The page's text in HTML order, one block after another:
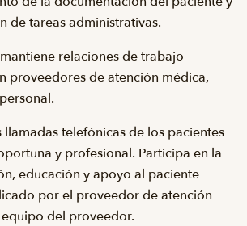
de tareas administrativas.
relaciones de trabajo
proveedores de atención médica,
llamadas telefónicas de los pacientes
y profesional. Participa en la
educación y apoyo al paciente
por el proveedor de atención
del proveedor.